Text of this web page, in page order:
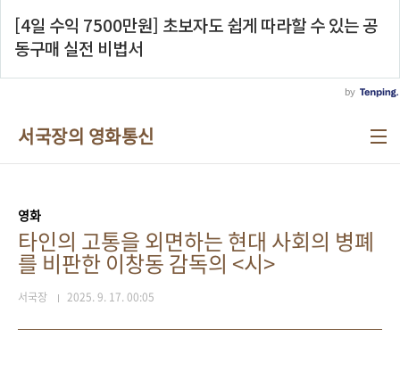
서국장의 영화통신
영화
타인의 고통을 외면하는 현대 사회의 병폐
를 비판한 이창동 감독의 <시>
서국장 2025. 9. 17. 00:05